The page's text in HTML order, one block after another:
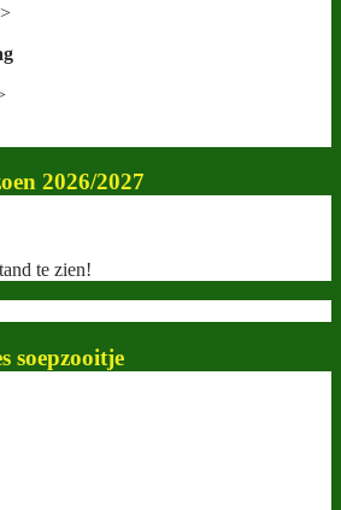
2026/2027
te zien!
soepzooitje